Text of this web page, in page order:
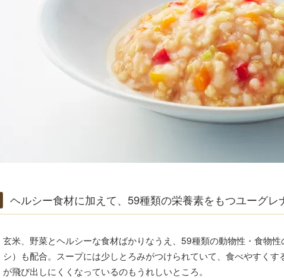
ヘルシー食材に加えて、59種類の栄養素をもつユーグレ
玄米、野菜とヘルシーな食材ばかりなうえ、59種類の動物性・食物
シ）も配合。スープには少しとろみがつけられていて、食べやすく
が飛び出しにくくなっているのもうれしいところ。